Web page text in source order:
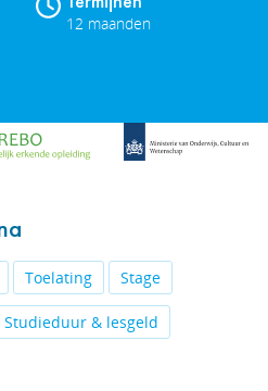
12 maanden
Toelating Stage
Studieduur & lesgeld